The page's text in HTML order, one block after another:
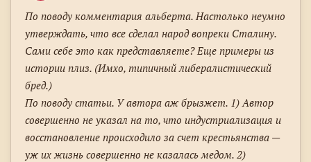
По поводу комментария альберта. Настолько неумно
утверждать, что все сделал народ вопреки Сталину.
Сами себе это как представляете? Еще примеры из
истории плиз. (Имхо, типичный либералистический
бред.)
По поводу статьи. У автора аж брызжет. 1) Автор
совершенно не указал на то, что индустриализация и
восстановление происходило за счет крестьянства —
уж их жизнь совершенно не казалась медом. 2)